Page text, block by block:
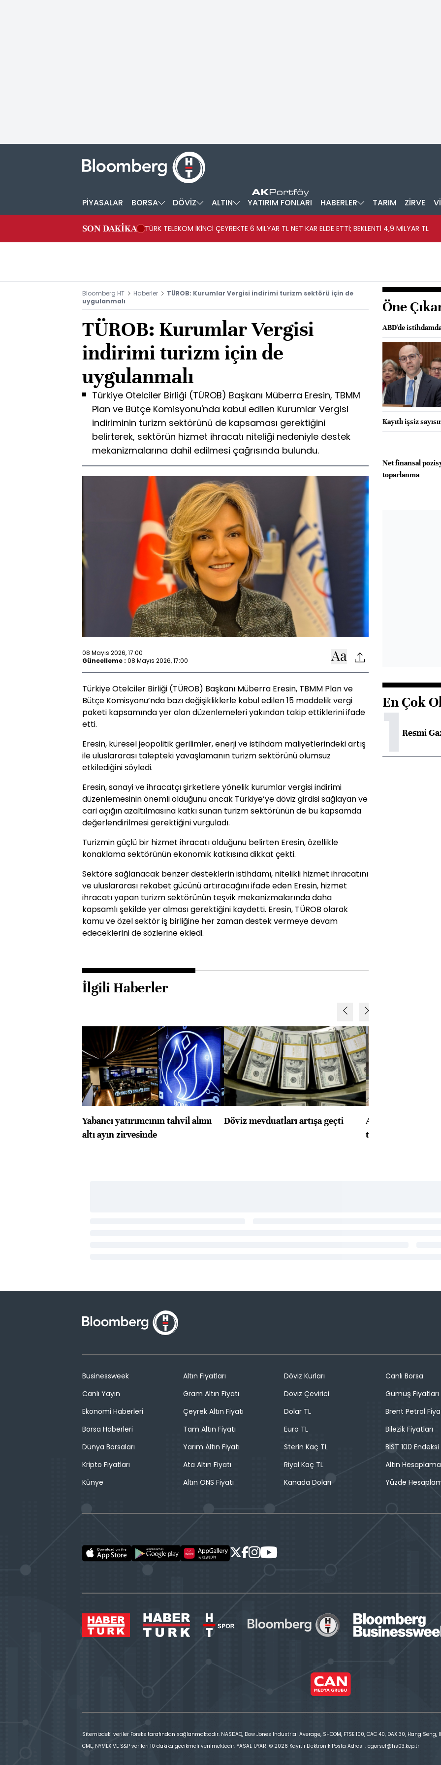
PİYASALAR BORSA DÖVİZ ALTIN YATIRIM FONLARI HABERLER TARIM ZİRVE
SON DAKİKA TÜRK TELEKOM İKİNCİ ÇEYREKTE 6 MİLYAR TL NET KAR ELDE ETTİ; BEKLENTİ 4,9 MİLYAR TL
Bloomberg HT Haberler
TÜROB: Kurumlar Vergisi indirimi turizm sektörü için de
uygulanmalı
TÜROB: Kurumlar Vergisi
indirimi turizm için de
uygulanmalı
Türkiye Otelciler Birliği (TÜROB) Başkanı Müberra Eresin, TBMM
Plan ve Bütçe Komisyonu'nda kabul edilen Kurumlar Vergisi
indiriminin turizm sektörünü de kapsaması gerektiğini
belirterek, sektörün hizmet ihracatı niteliği nedeniyle destek
mekanizmalarına dahil edilmesi çağrısında bulundu.
08 Mayıs 2026, 17:00
Güncelleme : 08 Mayıs 2026, 17:00
Türkiye Otelciler Birliği (TÜROB) Başkanı Müberra Eresin, TBMM Plan ve
Bütçe Komisyonu’nda bazı değişikliklerle kabul edilen 15 maddelik vergi
paketi kapsamında yer alan düzenlemeleri yakından takip ettiklerini ifade
etti.
Eresin, küresel jeopolitik gerilimler, enerji ve istihdam maliyetlerindeki artış
ile uluslararası talepteki yavaşlamanın turizm sektörünü olumsuz
etkilediğini söyledi.
Eresin, sanayi ve ihracatçı şirketlere yönelik kurumlar vergisi indirimi
düzenlemesinin önemli olduğunu ancak Türkiye’ye döviz girdisi sağlayan ve
cari açığın azaltılmasına katkı sunan turizm sektörünün de bu kapsamda
değerlendirilmesi gerektiğini vurguladı.
Turizmin güçlü bir hizmet ihracatı olduğunu belirten Eresin, özellikle
konaklama sektörünün ekonomik katkısına dikkat çekti.
Sektöre sağlanacak benzer desteklerin istihdamı, nitelikli hizmet ihracatını
ve uluslararası rekabet gücünü artıracağını ifade eden Eresin, hizmet
ihracatı yapan turizm sektörünün teşvik mekanizmalarında daha
kapsamlı şekilde yer alması gerektiğini kaydetti. Eresin, TÜROB olarak
kamu ve özel sektör iş birliğine her zaman destek vermeye devam
edeceklerini de sözlerine ekledi.
İlgili Haberler
Yabancı yatırımcının tahvil alımı
altı ayın zirvesinde
Döviz mevduatları artışa geçti
ABD'de konut
toparlandı
Öne
ABD'de
Kayıtlı işsiz
Net finansal
toparlanma
En Çok
1Resmi
Businessweek
Canlı Yayın
Ekonomi Haberleri
Borsa Haberleri
Dünya Borsaları
Kripto Fiyatları
Künye
Altın Fiyatları
Gram Altın Fiyatı
Çeyrek Altın Fiyatı
Tam Altın Fiyatı
Yarım Altın Fiyatı
Ata Altın Fiyatı
Altın ONS Fiyatı
Döviz Kurları
Döviz Çevirici
Dolar TL
Euro TL
Sterin Kaç TL
Riyal Kaç TL
Kanada Doları
Canlı Borsa
Gümüş Fiyatları
Brent Petrol
Bilezik Fiyatları
BIST 100 Endeksi
Altın Hesaplama
Yüzde
Sitemizdeki veriler Foreks tarafından sağlanmaktadır. NASDAQ, Dow Jones Industrial Average, SHCOM, FTSE 100, CAC 40, DAX 30, Hang Seng,
CME, NYMEX VE S&P verileri 10 dakika gecikmeli verilmektedir. YASAL UYARI © 2026 Kayıtlı Elektronik Posta Adresi : cgorsel@hs03.kep.tr